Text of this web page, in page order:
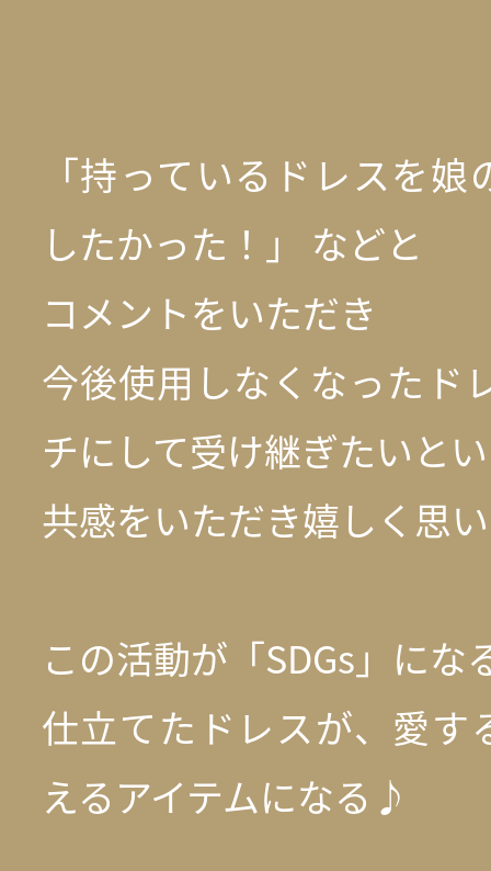
「持っているドレスを
したかった！」 などと
コメントをいただき
今後使用しなくなったド
チにして受け継ぎたいと
共感をいただき嬉しく思
この活動が「SDGs」にな
仕立てたドレスが、愛す
えるアイテムになる♪